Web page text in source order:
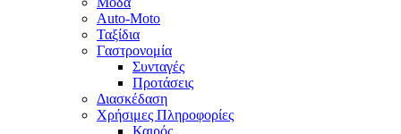
Auto-Moto
Ταξίδια
Γαστρονομία
Συνταγές
Προτάσεις
Διασκέδαση
Χρήσιμες Πληροφορίες
Καιρός